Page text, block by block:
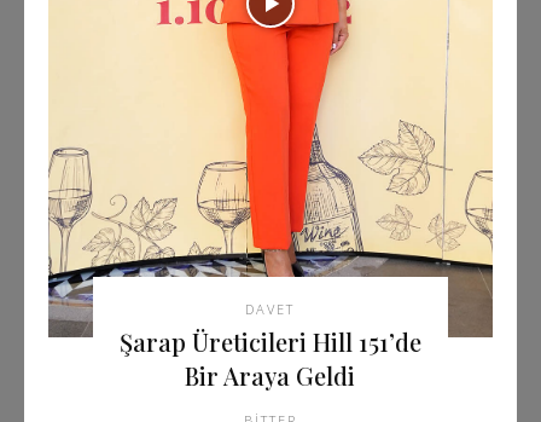
DAVET
Şarap Üreticileri Hill 151’de
Bir Araya Geldi